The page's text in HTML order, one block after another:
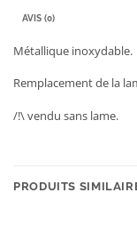
AVIS (0)
Métallique inoxydable.
Remplacement de la
/!\ vendu sans lame.
PRODUITS